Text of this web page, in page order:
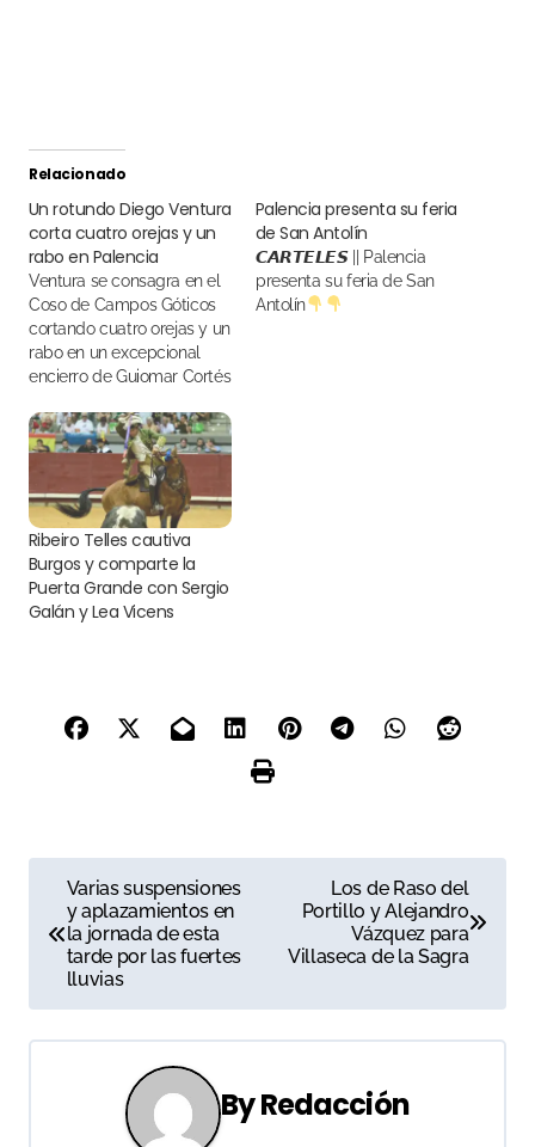
Relacionado
Un rotundo Diego Ventura
corta cuatro orejas y un
rabo en Palencia
Ventura se consagra en el
Coso de Campos Góticos
cortando cuatro orejas y un
rabo en un excepcional
encierro de Guiomar Cortés
Galán y Lea Vicens cortan
una oreja cada uno
Palencia presenta su feria
de San Antolín
𝘾𝘼𝙍𝙏𝙀𝙇𝙀𝙎 || Palencia
presenta su feria de San
Antolín
Ribeiro Telles cautiva
Burgos y comparte la
Puerta Grande con Sergio
Galán y Lea Vicens
a
e
Varias suspensiones
y aplazamientos en
la jornada de esta
tarde por las fuertes
lluvias
Los de Raso del
Portillo y Alejandro
Vázquez para
Villaseca de la Sagra
ByRedacción